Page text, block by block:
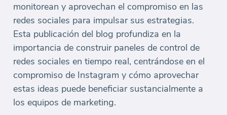
monitorean y aprovechan el compromiso en las
redes sociales para impulsar sus estrategias.
Esta publicación del blog profundiza en la
importancia de construir paneles de control de
redes sociales en tiempo real, centrándose en el
compromiso de Instagram y cómo aprovechar
estas ideas puede beneficiar sustancialmente a
los equipos de marketing.